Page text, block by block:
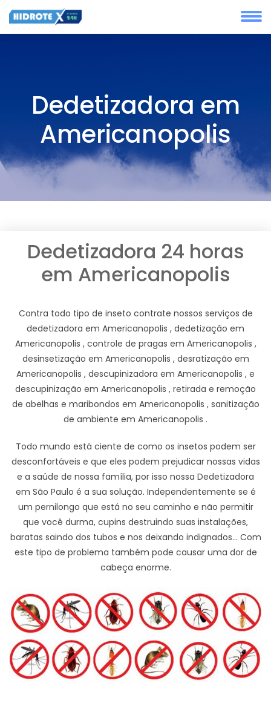
Dedetizadora em
Americanopolis
Dedetizadora 24 horas
em Americanopolis
Contra todo tipo de inseto contrate nossos serviços de
dedetizadora em Americanopolis , dedetização em
Americanopolis , controle de pragas em Americanopolis ,
desinsetização em Americanopolis , desratização em
Americanopolis , descupinizadora em Americanopolis , e
descupinização em Americanopolis , retirada e remoção
de abelhas e maribondos em Americanopolis , sanitização
de ambiente em Americanopolis .
Todo mundo está ciente de como os insetos podem ser
desconfortáveis e que eles podem prejudicar nossas vidas
e a saúde de nossa família, por isso nossa Dedetizadora
em São Paulo é a sua solução. Independentemente se é
um pernilongo que está no seu caminho e não permitir
que você durma, cupins destruindo suas instalações,
baratas saindo dos tubos e nos deixando indignados... Com
este tipo de problema também pode causar uma dor de
cabeça enorme.